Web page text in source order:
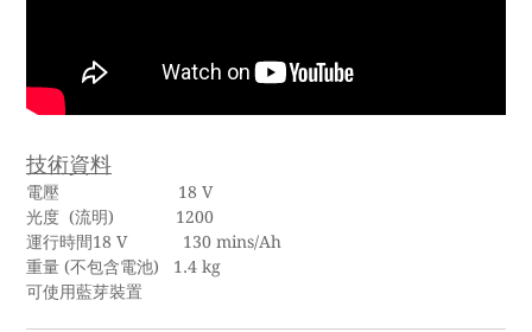
技術資料
電壓 18 V
光度 (流明) 1200
運行時間18 V
130 mins/Ah
重量 (不包含電池) 1.4 kg
可使用藍芽裝置